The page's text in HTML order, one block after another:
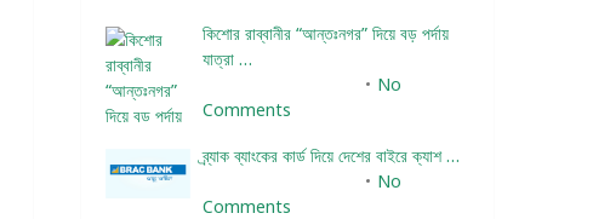
কিশোর রাব্বানীর “আন্তঃনগর” দিয়ে বড় পর্দায়
যাত্রা …
No
Comments
ব্র্যাক ব্যাংকের কার্ড দিয়ে দেশের বাইরে ক্যাশ …
No
Comments